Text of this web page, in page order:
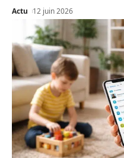
Actu 12 juin 2026